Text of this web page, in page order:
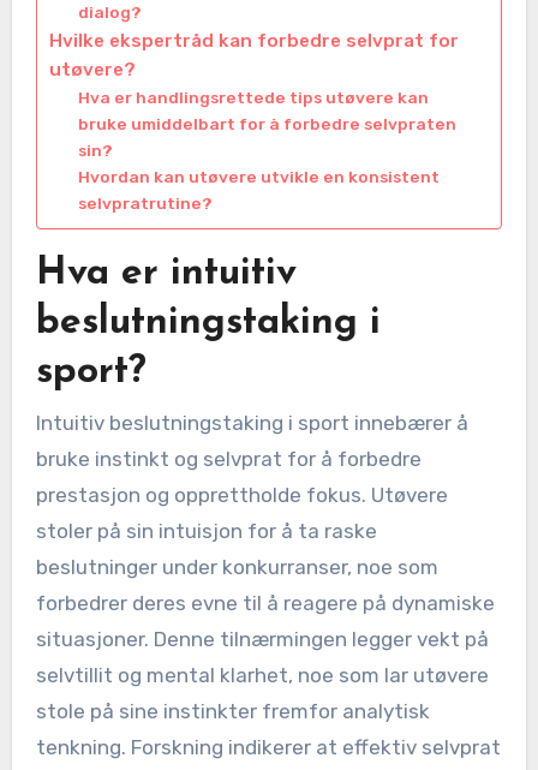
dialog?
Hvilke ekspertråd kan forbedre selvprat for
utøvere?
Hva er handlingsrettede tips utøvere kan
bruke umiddelbart for å forbedre selvpraten
sin?
Hvordan kan utøvere utvikle en konsistent
selvpratrutine?
Hva er intuitiv
beslutningstaking i
sport?
Intuitiv beslutningstaking i sport innebærer å
bruke instinkt og selvprat for å forbedre
prestasjon og opprettholde fokus. Utøvere
stoler på sin intuisjon for å ta raske
beslutninger under konkurranser, noe som
forbedrer deres evne til å reagere på dynamiske
situasjoner. Denne tilnærmingen legger vekt på
selvtillit og mental klarhet, noe som lar utøvere
stole på sine instinkter fremfor analytisk
tenkning. Forskning indikerer at effektiv selvprat